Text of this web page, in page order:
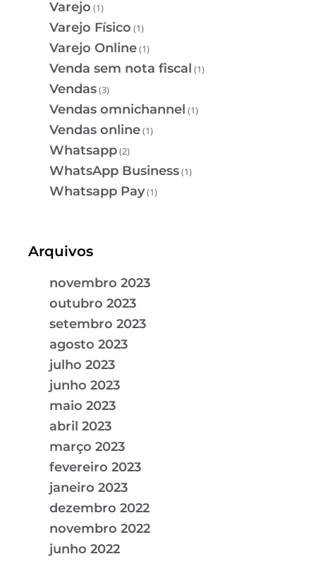
Varejo (1)
Varejo Físico (1)
Varejo Online(1)
Venda sem nota fiscal (1)
Vendas(3)
Vendas omnichannel (1)
Vendas online(1)
Whatsapp(2)
WhatsApp Business(1)
Whatsapp Pay(1)
Arquivos
novembro 2023
outubro 2023
setembro 2023
agosto 2023
julho 2023
junho 2023
maio 2023
abril 2023
março 2023
fevereiro 2023
janeiro 2023
dezembro 2022
novembro 2022
junho 2022